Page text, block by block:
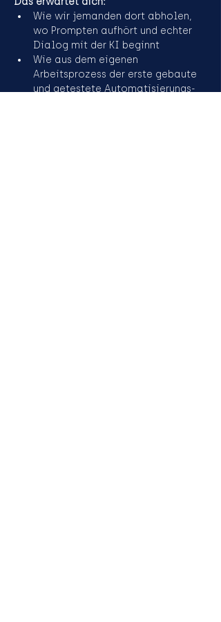
Wie wir jemanden dort abholen,
wo Prompten aufhört und echter
Dialog mit der KI beginnt
Wie aus dem eigenen
Arbeitsprozess der erste gebaute
und getestete Automatisierungs-